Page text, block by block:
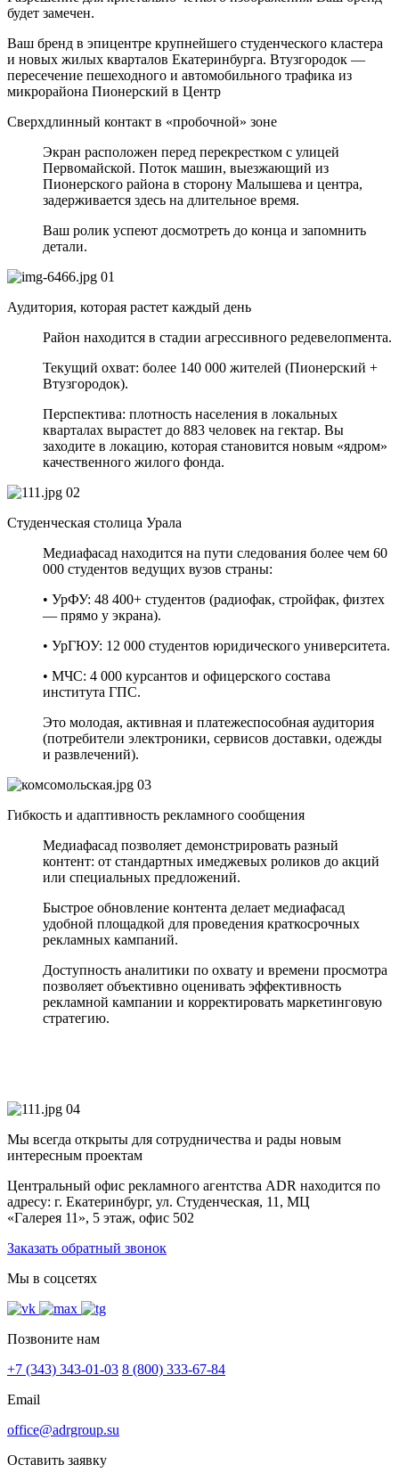
будет замечен.
Ваш бренд в эпицентре крупнейшего студенческого кластера
и новых жилых кварталов Екатеринбурга. Втузгородок —
пересечение пешеходного и автомобильного трафика из
микрорайона Пионерский в Центр
Сверхдлинный контакт в «пробочной» зоне
Экран расположен перед перекрестком с улицей
Первомайской. Поток машин, выезжающий из
Пионерского района в сторону Малышева и центра,
задерживается здесь на длительное время.
Ваш ролик успеют досмотреть до конца и запомнить
детали.
01
Аудитория, которая растет каждый день
Район находится в стадии агрессивного редевелопмента.
Текущий охват: более 140 000 жителей (Пионерский +
Втузгородок).
Перспектива: плотность населения в локальных
кварталах вырастет до 883 человек на гектар. Вы
заходите в локацию, которая становится новым «ядром»
качественного жилого фонда.
02
Студенческая столица Урала
Медиафасад находится на пути следования более чем 60
000 студентов ведущих вузов страны:
• УрФУ: 48 400+ студентов (радиофак, стройфак, физтех
— прямо у экрана).
• УрГЮУ: 12 000 студентов юридического университета.
• МЧС: 4 000 курсантов и офицерского состава
института ГПС.
Это молодая, активная и платежеспособная аудитория
(потребители электроники, сервисов доставки, одежды
и развлечений).
03
Гибкость и адаптивность рекламного сообщения
Медиафасад позволяет демонстрировать разный
контент: от стандартных имеджевых роликов до акций
или специальных предложений.
Быстрое обновление контента делает медиафасад
удобной площадкой для проведения краткосрочных
рекламных кампаний.
Доступность аналитики по охвату и времени просмотра
позволяет объективно оценивать эффективность
рекламной кампании и корректировать маркетинговую
стратегию.
04
Мы всегда открыты для сотрудничества и рады новым
интересным проектам
Центральный офис рекламного агентства ADR находится по
адресу: г. Екатеринбург, ул. Студенческая, 11, МЦ
«Галерея 11», 5 этаж, офис 502
Заказать обратный звонок
Мы в соцсетях
Позвоните нам
+7 (343) 343-01-03 8 (800) 333-67-84
Email
office@adrgroup.su
Оставить заявку